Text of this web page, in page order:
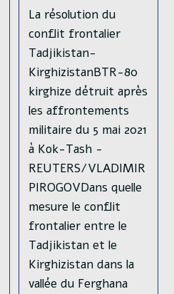
La résolution du
conflit frontalier
Tadjikistan-
KirghizistanBTR-80
kirghize détruit après
les affrontements
militaire du 5 mai 2021
à Kok-Tash -
REUTERS/VLADIMIR
PIROGOVDans quelle
mesure le conflit
frontalier entre le
Tadjikistan et le
Kirghizistan dans la
vallée du Ferghana
(novembre
2022-mai
2023)
Publication
publiée :
12/06/2025
Auteur/autrice
de
la
Julien Lazzarotto
Temps
de
lecture :
20 mins read
Post
category:
Analyses / Russie / Ukraine
Guerre en Ukraine -
Chapitre 3 :
Réorganisation
(novembre 2022-mai
2023) La présente